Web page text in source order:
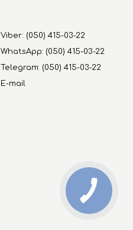
Viber: (050) 415-03-22
WhatsApp: (050) 415-03-22
Telegram: (050) 415-03-22
E-mail